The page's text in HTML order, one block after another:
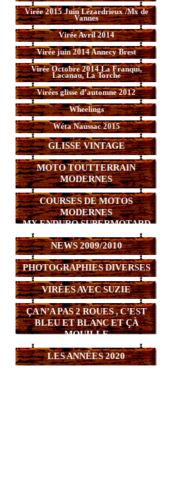
Virée 2015 Juin Lézardrieux /Mx de
Vannes
Virée Avril 2014
Virée juin 2014 Annecy Brest
Virée Octobre 2014 La Franqui,
Lacanau, La Torche
Virées glisse d’automne 2012
Wheelings
Wéta Naussac 2015
GLISSE VINTAGE
MOTO TOUTTERRAIN
MODERNES
COURSES DE MOTOS
MODERNES
MX,ENDURO,SUPERMOTARD
NEWS 2009/2010
PHOTOGRAPHIES DIVERSES
VIRÉES AVEC SUZIE
ÇA N’A PAS 2 ROUES , C’EST
BLEU ET BLANC ET ÇÀ
MOUILLE
LES ANNÉES 2020